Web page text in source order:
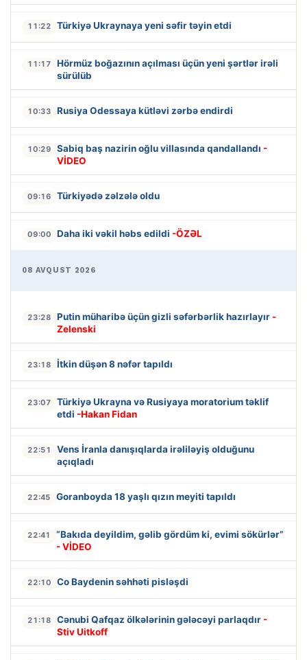
11:22 Türkiyə Ukraynaya yeni səfir təyin etdi
11:17
Hörmüz boğazının açılması üçün yeni şərtlər irəli
sürülüb
10:33 Rusiya Odessaya kütləvi zərbə endirdi
10:29 Sabiq baş nazirin oğlu villasında qandallandı -
VİDEO
09:16 Türkiyədə zəlzələ oldu
09:00 Daha iki vəkil həbs edildi -ÖZƏL
08 AVQUST 2026
23:28 Putin müharibə üçün gizli səfərbərlik hazırlayır -
Zelenski
23:18 İtkin düşən 8 nəfər tapıldı
23:07
Türkiyə Ukrayna və Rusiyaya moratorium təklif
etdi -Hakan Fidan
22:51
Vens İranla danışıqlarda irəliləyiş olduğunu
açıqladı
22:45 Goranboyda 18 yaşlı qızın meyiti tapıldı
22:41
“Bakıda deyildim, gəlib gördüm ki, evimi sökürlər”
- VİDEO
22:10 Co Baydenin səhhəti pisləşdi
21:18 Cənubi Qafqaz ölkələrinin gələcəyi parlaqdır -
Stiv Uitkoff